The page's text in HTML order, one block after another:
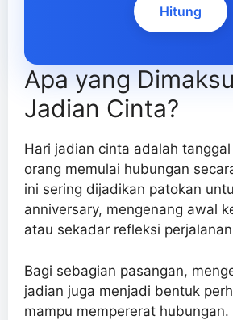
Hitung
Apa yang
Jadian Cinta?
Hari jadian cinta adalah
orang memulai hubungan
ini sering dijadikan patokan
anniversary, mengenang awal
atau sekadar refleksi
Bagi sebagian pasangan,
jadian juga menjadi bentuk
mampu mempererat hubungan.